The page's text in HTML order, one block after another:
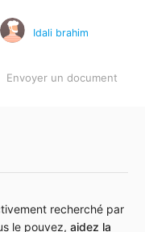
Idali brahim
Envoyer un document
recherché par
le pouvez, aidez la